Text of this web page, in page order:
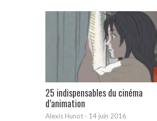
25 indispensables du cinéma
d’animation
Alexis Hunot - 14 juin 2016